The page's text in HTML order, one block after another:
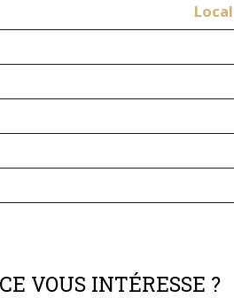
VOUS INTÉRESSE ?